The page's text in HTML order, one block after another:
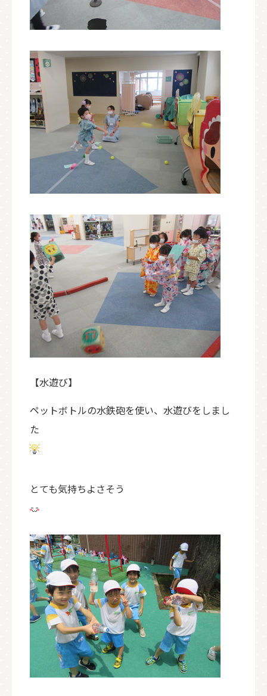
【水遊び】
ペットボトルの水鉄砲を使い、水遊びをしまし
た
とても気持ちよさそう